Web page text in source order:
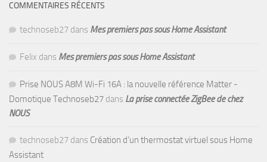
COMMENTAIRES RÉCENTS
technoseb27 dans Mes premiers pas sous Home Assistant
Felix dans Mes premiers pas sous Home Assistant
Prise NOUS A8M Wi-Fi 16A : la nouvelle référence Matter -
Domotique Technoseb27 dans La prise connectée ZigBee de chez
NOUS
technoseb27 dans Création d’un thermostat virtuel sous Home
Assistant